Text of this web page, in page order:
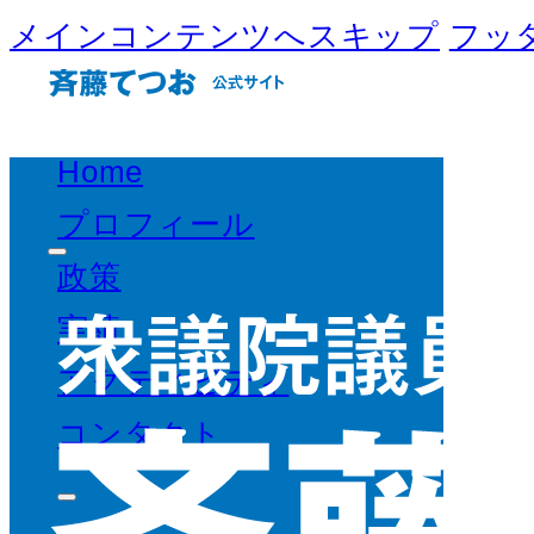
メインコンテンツへスキップ フッ
Home
プロフィール
政策
実績
アクティビティ
コンタクト